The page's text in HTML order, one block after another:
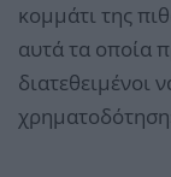
κομμάτι της
αυτά τα οποία
διατεθειμένοι